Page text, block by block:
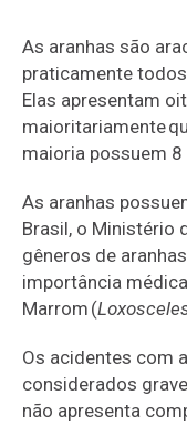
As aranhas são
praticamente
Elas apresentam
maioritariamente
maioria possuem 8
As aranhas
Brasil, o Ministério
gêneros de
importância
Marrom (
Os acidentes com
considerados
não apresenta